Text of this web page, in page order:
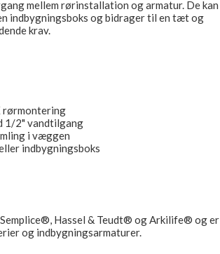
mellem rørinstallation og armatur. De kan
indbygningsboks og bidrager til en tæt og
krav.
rørmontering
1/2" vandtilgang
i væggen
indbygningsboks
Hassel & Teudt® og Arkilife® og er
og indbygningsarmaturer.